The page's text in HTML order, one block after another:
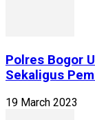
Polres Bogor
Sekaligus
19 March 2023